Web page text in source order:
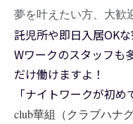
夢を叶えたい方、大歓
託児所や即日入居OK
Wワークのスタッフも
だけ働けますよ！
「ナイトワークが初
club華組（クラブハナグ